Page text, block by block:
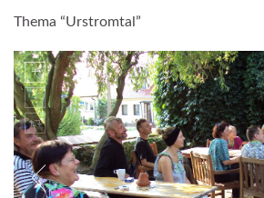
Thema “Urstromtal”